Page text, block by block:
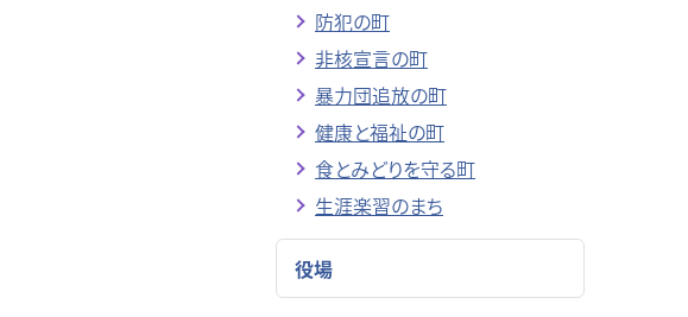
防犯の町
非核宣言の町
暴力団追放の町
健康と福祉の町
食とみどりを守る町
生涯楽習のまち
役場